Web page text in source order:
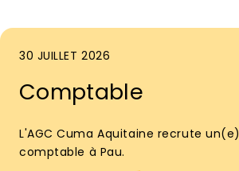
30 JUILLET 2026
Comptable
L'AGC Cuma Aquitaine recrute un(e)
comptable à Pau.